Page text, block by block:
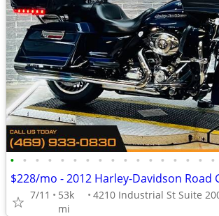
• • • • • • • • • • • • • • • • •
$228/mo - 2012 Harley-Davidson Road
7/11
53k
mi